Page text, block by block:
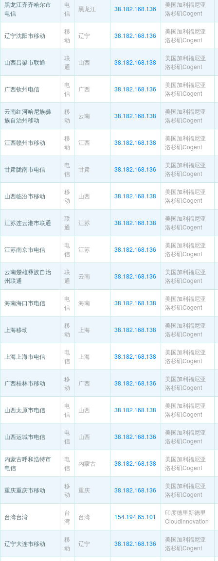
黑龙江齐齐哈尔市
电信
电
信
黑龙江 38.182.168.136
美国加利福尼亚
洛杉矶Cogent
辽宁沈阳市移动
移
动
辽宁 38.182.168.136
美国加利福尼亚
洛杉矶Cogent
山西吕梁市联通
联
通
山西 38.182.168.138
美国加利福尼亚
洛杉矶Cogent
广西钦州电信
电
信
广西 38.182.168.136
美国加利福尼亚
洛杉矶Cogent
云南红河哈尼族彝
族自治州移动
移
动
云南 38.182.168.138
美国加利福尼亚
洛杉矶Cogent
江西赣州市移动
移
动
江西 38.182.168.138
美国加利福尼亚
洛杉矶Cogent
甘肃陇南市电信
电
信
甘肃 38.182.168.136
美国加利福尼亚
洛杉矶Cogent
山西临汾市移动
移
动
山西 38.182.168.138
美国加利福尼亚
洛杉矶Cogent
江苏连云港市联通
联
通
江苏 38.182.168.138
美国加利福尼亚
洛杉矶Cogent
江苏南京市电信
电
信
江苏 38.182.168.136
美国加利福尼亚
洛杉矶Cogent
云南楚雄彝族自治
州联通
联
通
云南 38.182.168.136
美国加利福尼亚
洛杉矶Cogent
海南海口市电信
电
信
海南 38.182.168.138
美国加利福尼亚
洛杉矶Cogent
上海移动
移
动
上海 38.182.168.138
美国加利福尼亚
洛杉矶Cogent
上海上海市电信
电
信
上海 38.182.168.138
美国加利福尼亚
洛杉矶Cogent
广西桂林市移动
移
动
广西 38.182.168.136
美国加利福尼亚
洛杉矶Cogent
山西太原市电信
电
信
山西 38.182.168.138
美国加利福尼亚
洛杉矶Cogent
山西运城市电信
电
信
山西 38.182.168.136
美国加利福尼亚
洛杉矶Cogent
内蒙古呼和浩特市
电信
电
信
内蒙古 38.182.168.138
美国加利福尼亚
洛杉矶Cogent
重庆重庆市移动
移
动
重庆 38.182.168.136
美国加利福尼亚
洛杉矶Cogent
台湾台湾
台
湾
台湾 154.194.65.101
印度德里新德里
Cloudinnovation
辽宁大连市移动
移
动
辽宁 38.182.168.136
美国加利福尼亚
洛杉矶Cogent